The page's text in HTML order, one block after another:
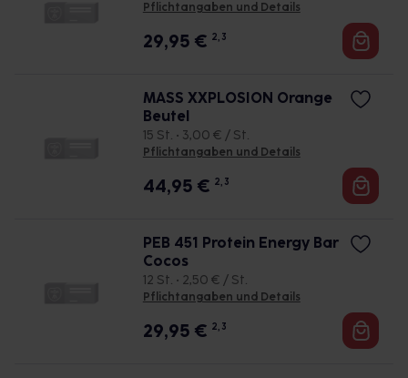
Pflichtangaben und Details
29,95 € 2, 3
MASS XXPLOSION Orange
Beutel
15 St. • 3,00 € / St.
Pflichtangaben und Details
44,95 € 2, 3
PEB 451 Protein Energy Bar
Cocos
12 St. • 2,50 € / St.
Pflichtangaben und Details
29,95 € 2, 3